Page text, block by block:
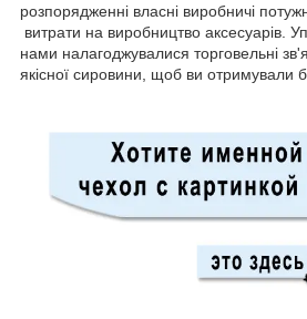
розпорядженні власні виробничі
витрати на виробництво аксесуарів.
нами налагоджувалися торговельні
якісної сировини, щоб ви отримували